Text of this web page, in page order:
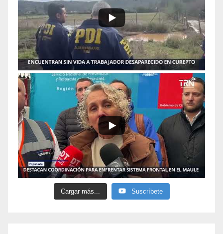
Cargar más... Suscríbete